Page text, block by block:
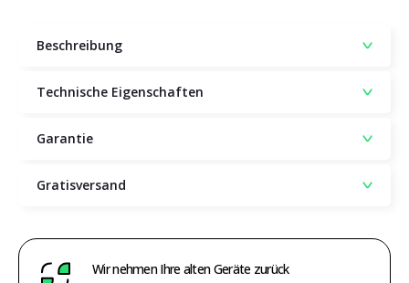
Beschreibung
Technische Eigenschaften
Garantie
Gratisversand
Wir nehmen Ihre alten Geräte zurück